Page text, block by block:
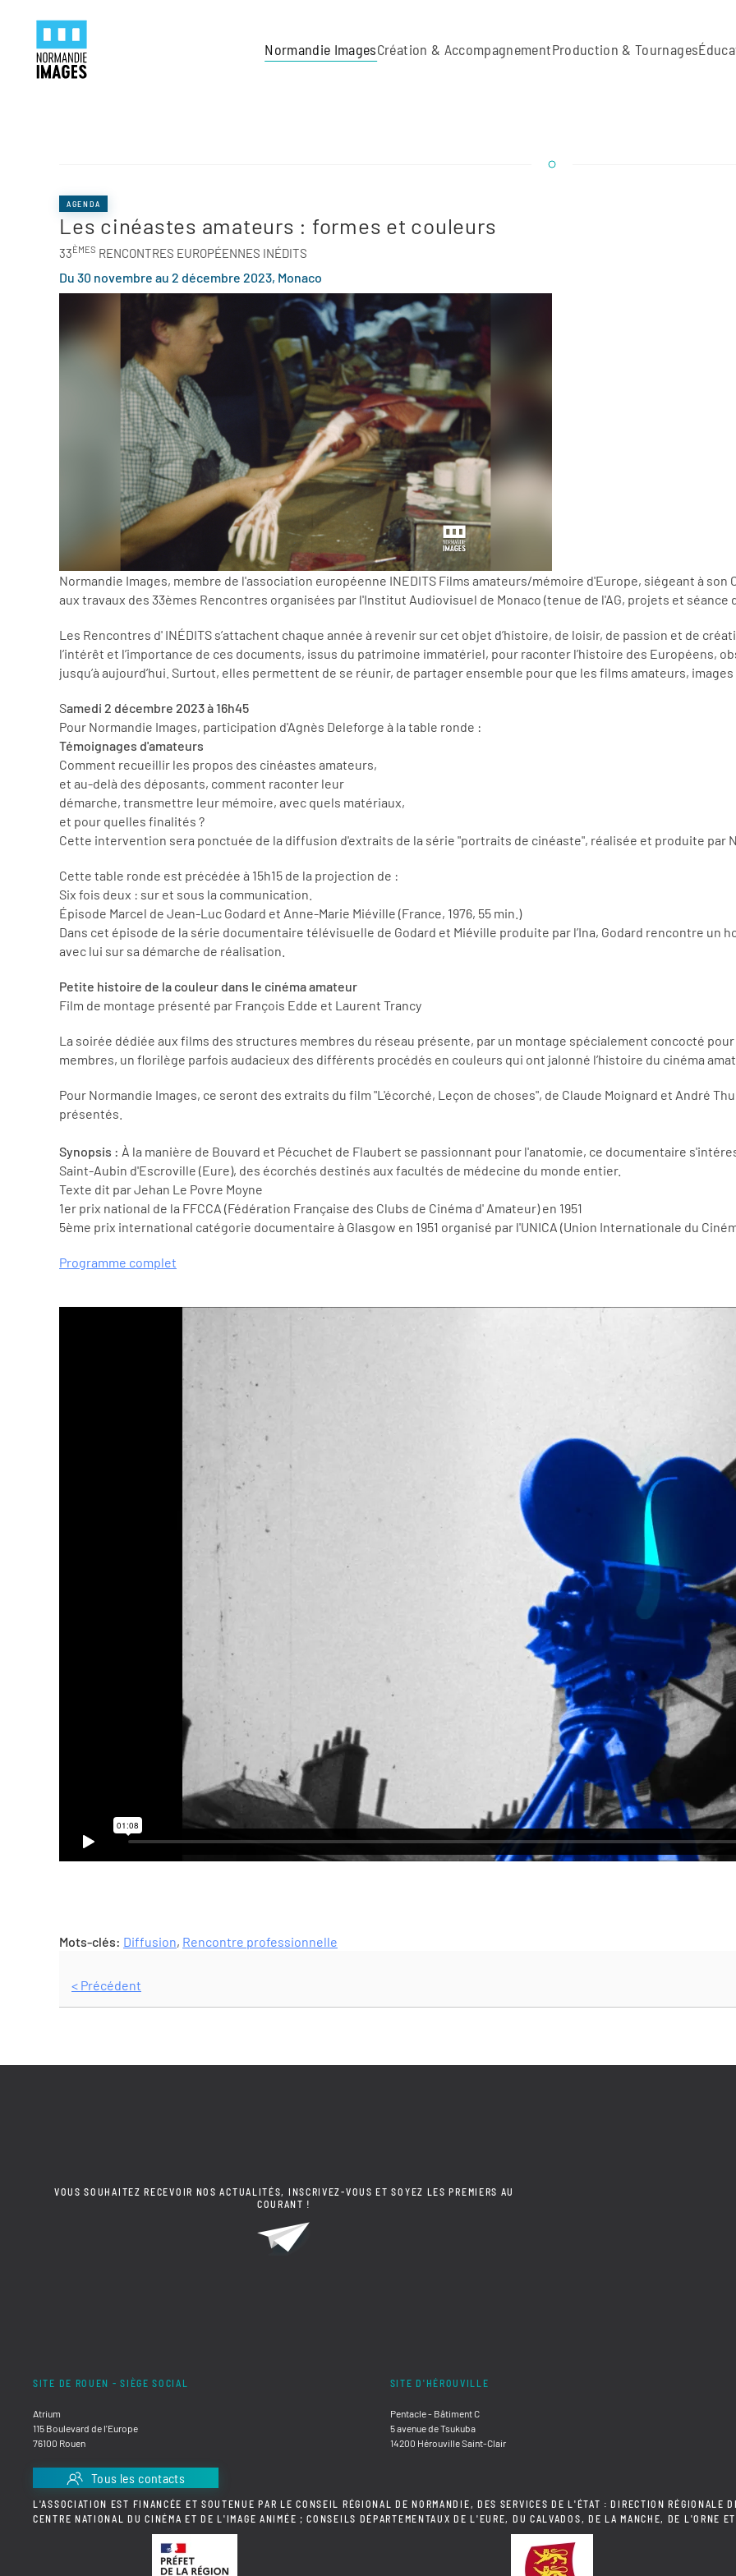
Skip to main content
Normandie ImagesCréation & AccompagnementProduction & Tournages
AGENDA
Les cinéastes amateurs : formes et couleurs
33ÈMES RENCONTRES EUROPÉENNES INÉDITS
Du 30 novembre au 2 décembre 2023, Monaco
Normandie Images, membre de l'association européenne INEDITS Films amateurs/mémoire d'Europe, siégeant à
aux travaux des 33èmes Rencontres organisées par l'Institut Audiovisuel de Monaco (tenue de l'AG, projets et séance
Les Rencontres d' INÉDITS s’attachent chaque année à revenir sur cet objet d’histoire, de loisir, de passion et de
l’intérêt et l’importance de ces documents, issus du patrimoine immatériel, pour raconter l’histoire des Européens,
jusqu’à aujourd’hui. Surtout, elles permettent de se réunir, de partager ensemble pour que les films amateurs,
Samedi 2 décembre 2023 à 16h45
Pour Normandie Images, participation d'Agnès Deleforge à la table ronde :
Témoignages d'amateurs
Comment recueillir les propos des cinéastes amateurs,
et au-delà des déposants, comment raconter leur
démarche, transmettre leur mémoire, avec quels matériaux,
et pour quelles finalités ?
Cette intervention sera ponctuée de la diffusion d'extraits de la série "portraits de cinéaste", réalisée et produite par
Cette table ronde est précédée à 15h15 de la projection de :
Six fois deux : sur et sous la communication.
Épisode Marcel de Jean-Luc Godard et Anne-Marie Miéville (France, 1976, 55 min.)
Dans cet épisode de la série documentaire télévisuelle de Godard et Miéville produite par l’Ina, Godard rencontre
avec lui sur sa démarche de réalisation.
Petite histoire de la couleur dans le cinéma amateur
Film de montage présenté par François Edde et Laurent Trancy
La soirée dédiée aux films des structures membres du réseau présente, par un montage spécialement concocté
membres, un florilège parfois audacieux des différents procédés en couleurs qui ont jalonné l’histoire du cinéma
Pour Normandie Images, ce seront des extraits du film "L'écorché, Leçon de choses", de Claude Moignard et André
présentés.
Synopsis : À la manière de Bouvard et Pécuchet de Flaubert se passionnant pour l'anatomie, ce documentaire
Saint-Aubin d'Escroville (Eure), des écorchés destinés aux facultés de médecine du monde entier.
Texte dit par Jehan Le Povre Moyne
1er prix national de la FFCCA (Fédération Française des Clubs de Cinéma d' Amateur) en 1951
5ème prix international catégorie documentaire à Glasgow en 1951 organisé par l'UNICA (Union Internationale du
Programme complet
Mots-clés: Diffusion, Rencontre professionnelle
< Précédent
VOUS SOUHAITEZ RECEVOIR NOS ACTUALITÉS, INSCRIVEZ-VOUS ET SOYEZ LES PREMIERS AU
COURANT !
SITE DE ROUEN - SIÈGE SOCIAL
Atrium
115 Boulevard de l'Europe
76100 Rouen
Tous les contacts
SITE D'HÉROUVILLE
Pentacle - Bâtiment C
5 avenue de Tsukuba
14200 Hérouville Saint-Clair
L'ASSOCIATION EST FINANCÉE ET SOUTENUE PAR LE CONSEIL RÉGIONAL DE NORMANDIE, DES SERVICES DE L'ÉTAT : DIRECTION RÉGIONALE
CENTRE NATIONAL DU CINÉMA ET DE L'IMAGE ANIMÉE ; CONSEILS DÉPARTEMENTAUX DE L'EURE, DU CALVADOS, DE LA MANCHE, DE L'ORNE